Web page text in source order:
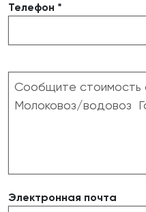
Телефон *
Электронная почта